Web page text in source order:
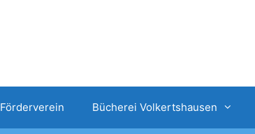
Förderverein Bücherei Volkertshausen